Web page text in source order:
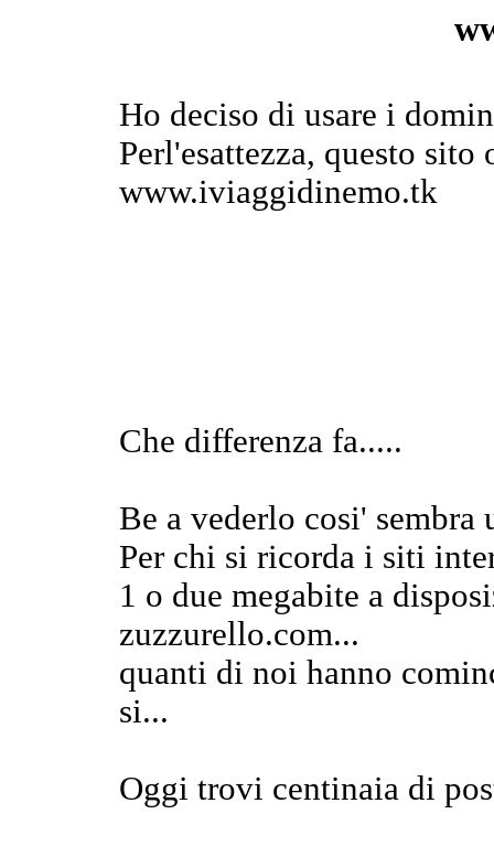
Ho deciso di usare i
Perl'esattezza, questo sito
www.iviaggidinemo.tk
Che differenza fa.....
Be a vederlo cosi'
Per chi si ricorda i siti
1 o due megabite a
zuzzurello.com...
quanti di noi hanno
si...
Oggi trovi centinaia di